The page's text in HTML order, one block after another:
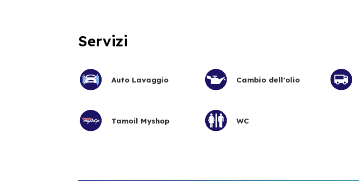
Servizi
Auto Lavaggio Cambio dell'olio
Tamoil Myshop WC